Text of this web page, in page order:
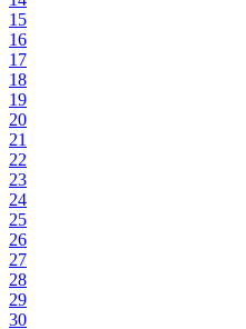
15
16
17
18
19
20
21
22
23
24
25
26
27
28
29
30